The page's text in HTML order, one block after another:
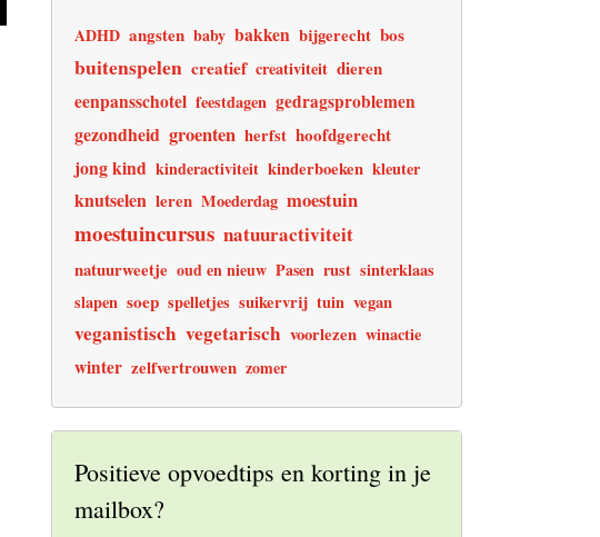
ADHD angsten baby bakken bijgerecht bos
buitenspelen creatief creativiteit dieren
eenpansschotel feestdagen gedragsproblemen
gezondheid groenten herfst hoofdgerecht
jong kind kinderactiviteit kinderboeken kleuter
knutselen leren Moederdag moestuin
moestuincursus natuuractiviteit
natuurweetje oud en nieuw Pasen rust sinterklaas
slapen soep spelletjes suikervrij tuin vegan
veganistisch vegetarisch voorlezen winactie
winter zelfvertrouwen zomer
Positieve opvoedtips en korting in je
mailbox?